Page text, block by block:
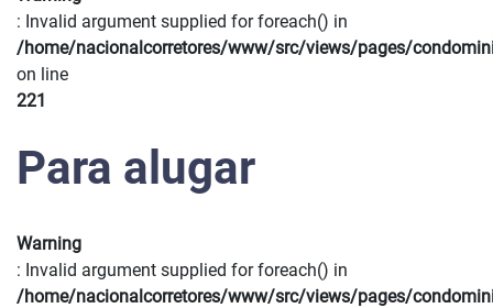
: Invalid argument supplied for foreach() in
/home/nacionalcorretores/www/src/views/pages/
on line
221
Para alugar
Warning
: Invalid argument supplied for foreach() in
/home/nacionalcorretores/www/src/views/pages/